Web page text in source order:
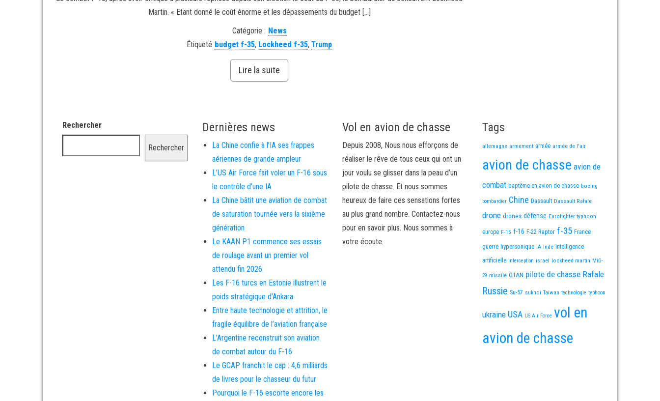
Martin. « Etant donné le coût énorme et les dépassements du budget […]
Catégorie : News
Étiqueté budget f-35, Lockheed f-35,Trump
Lire la suite
Rechercher
Rechercher
Dernières news
La Chine confie à l’IA ses frappes
aériennes de grande ampleur
L’US Air Force fait voler un F-16 sous
le contrôle d’une IA
La Chine bâtit une aviation de combat
de saturation tournée vers la sixième
génération
Le KAAN P1 commence ses essais
de roulage avant un premier vol
attendu fin 2026
Les F-16 turcs en Estonie illustrent le
poids stratégique d’Ankara
Entre haute technologie et attrition, le
fragile équilibre de l’aviation française
L’Argentine reconstruit son aviation
de combat autour du F-16
Le GCAP franchit le cap : 4,6 milliards
de livres pour le chasseur du futur
Pourquoi le F-16 escorte encore les
Vol en avion de chasse
Depuis 2008, Nous nous efforçons de
réaliser le rêve de tous ceux qui ont un
jour voulu se glisser dans la peau d’un
pilote de chasse. Et nous sommes
heureux de faire ces sensations fortes
au plus grand nombre. Contactez-nous
pour en savoir plus. Nous sommes à
votre écoute.
Tags
allemagne armement armée armée de l'air
avion de chasse avion de
combat baptême en avion de chasse boeing
bombardier Chine Dassault Dassault Rafale
drone drones défense Eurofighter typhoon
europe F-15 f-16 F-22 Raptor f-35 France
guerre hypersonique IA Inde intelligence
artificielle interception israel lockheed martin MiG-
29 missile OTAN pilote de chasse Rafale
Russie Su-57 sukhoi Taiwan technologie typhoon
ukraine USA US Air Force vol en
avion de chasse